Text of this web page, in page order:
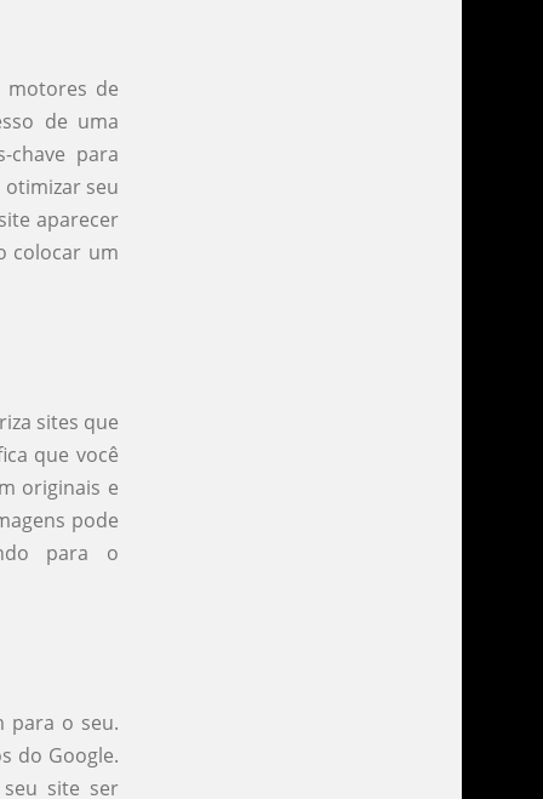
motores de
de uma
chave para
seu
aparecer
colocar um
sites que
que você
originais e
pode
para o
para o seu.
do Google.
site ser